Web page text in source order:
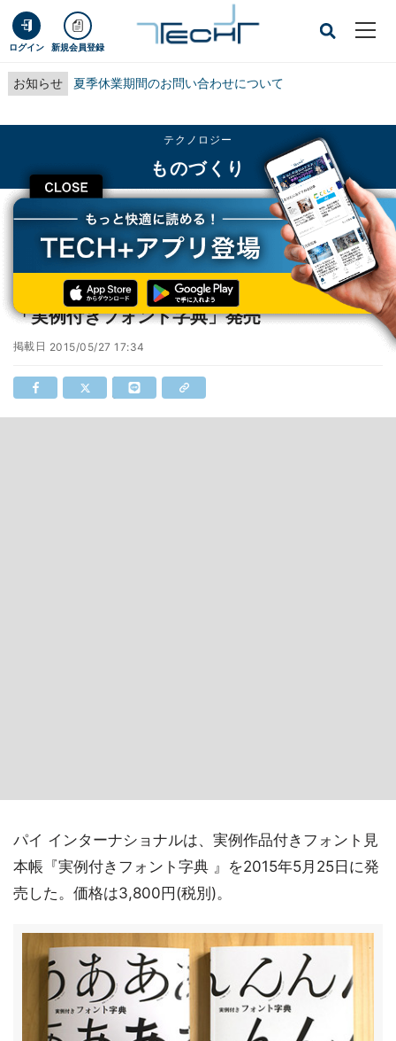
ログイン 新規会員登録
お知らせ 夏季休業期間のお問い合わせについて
CLOSE
テクノロジー
ものづくり
TECH+ テクノロジー
ものづくり
人気フォントの使用イメージを"実例"で見せる「実例付きフォント字典」発売
人気フォントの使用イメージを"実例"で見せる
「実例付きフォント字典」発売
掲載日 2015/05/27 17:34
パイ インターナショナルは、実例作品付きフォント見
本帳『実例付きフォント字典 』を2015年5月25日に発
売した。価格は3,800円(税別)。